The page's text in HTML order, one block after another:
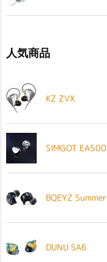
人気商品
KZ ZVX
SIMGOT EA500
BQEYZ Summer
DUNU SA6